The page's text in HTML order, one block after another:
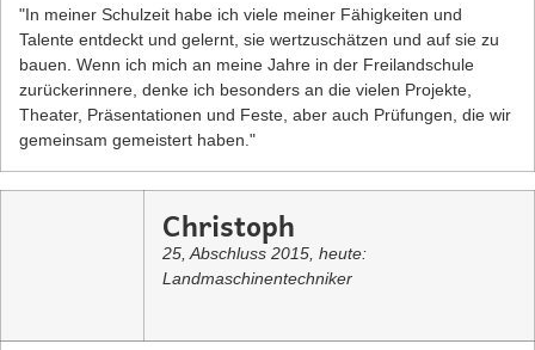
"In meiner Schulzeit habe ich viele meiner Fähigkeiten und
Talente entdeckt und gelernt, sie wertzuschätzen und auf sie zu
bauen. Wenn ich mich an meine Jahre in der Freilandschule
zurückerinnere, denke ich besonders an die vielen Projekte,
Theater, Präsentationen und Feste, aber auch Prüfungen, die wir
gemeinsam gemeistert haben."
Christoph
25, Abschluss 2015, heute:
Landmaschinentechniker